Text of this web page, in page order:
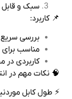
سبک و
📌 کاربرد:
بررسی
مناسب برای
کاربردی
🧠 نکات مهم در
⚡ طول کابل